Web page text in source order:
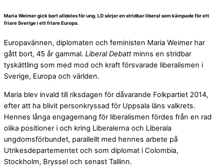
Maria Weimer gick bort alldeles för ung. LD sörjer en stridbar liberal som kämpade för ett
friare Sverige i ett friare Europa.
Europavännen, diplomaten och feministen Maria Weimer har
gått bort, 45 år gammal. Liberal Debattminns en stridbar
tyskättling som med mod och kraft försvarade liberalismen i
Sverige, Europa och världen.
Maria blev invald till riksdagen för dåvarande Folkpartiet 2014,
efter att ha blivit personkryssad för Uppsala läns valkrets.
Hennes långa engagemang för liberalismen fördes från en rad
olika positioner i och kring Liberalerna och Liberala
ungdomsförbundet, parallellt med hennes arbete på
Utrikesdepartementet och som diplomat i Colombia,
Stockholm, Bryssel och senast Tallinn.